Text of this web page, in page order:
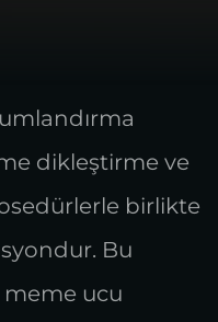
dikleştirme ve
birlikte
Bu
meme ucu